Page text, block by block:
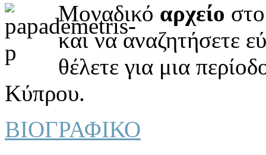
Μοναδικό αρχείο
και να αναζητήσετε
θέλετε για μια
Κύπρου.
ΒΙΟΓΡΑΦΙΚΟ